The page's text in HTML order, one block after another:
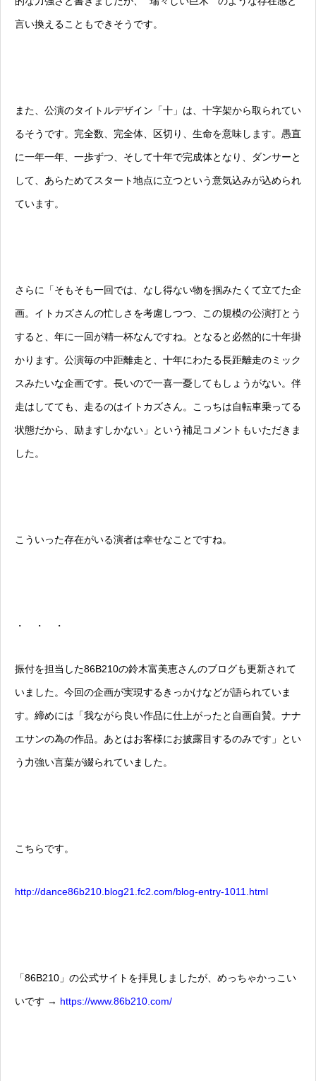
言い換えることもできそうです。
また、公演のタイトルデザイン「十」は、十字架から取られてい
るそうです。完全数、完全体、区切り、生命を意味します。愚直
に一年一年、一歩ずつ、そして十年で完成体となり、ダンサーと
して、あらためてスタート地点に立つという意気込みが込められ
ています。
さらに「そもそも一回では、なし得ない物を掴みたくて立てた企
画。イトカズさんの忙しさを考慮しつつ、この規模の公演打とう
すると、年に一回が精一杯なんですね。となると必然的に十年掛
かります。公演毎の中距離走と、十年にわたる長距離走のミック
スみたいな企画です。長いので一喜一憂してもしょうがない。伴
走はしてても、走るのはイトカズさん。こっちは自転車乗ってる
状態だから、励ますしかない」という補足コメントもいただきま
した。
こういった存在がいる演者は幸せなことですね。
・ ・ ・
振付を担当した86B210の鈴木富美恵さんのブログも更新されて
いました。今回の企画が実現するきっかけなどが語られていま
す。締めには「我ながら良い作品に仕上がったと自画自賛。ナナ
エサンの為の作品。あとはお客様にお披露目するのみです」とい
う力強い言葉が綴られていました。
こちらです。
http://dance86b210.blog21.fc2.com/blog-entry-1011.html
「86B210」の公式サイトを拝見しましたが、めっちゃかっこい
いです → https://www.86b210.com/